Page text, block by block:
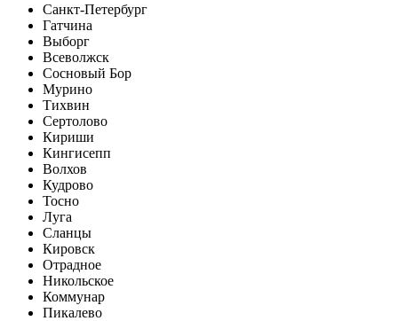
Санкт-Петербург
Гатчина
Выборг
Всеволжск
Сосновый Бор
Мурино
Тихвин
Сертолово
Кириши
Кингисепп
Волхов
Кудрово
Тосно
Луга
Сланцы
Кировск
Отрадное
Никольское
Коммунар
Пикалево